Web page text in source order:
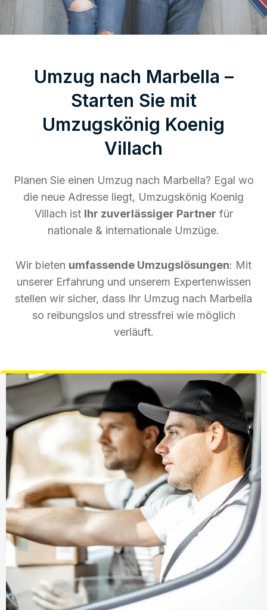
Umzug nach Marbella –
Starten Sie mit
Umzugskönig Koenig
Villach
Planen Sie einen Umzug nach Marbella? Egal wo
die neue Adresse liegt, Umzugskönig Koenig
Villach ist Ihr zuverlässiger Partner für
nationale & internationale Umzüge.
Wir bieten umfassende Umzugslösungen: Mit
unserer Erfahrung und unserem Expertenwissen
stellen wir sicher, dass Ihr Umzug nach Marbella
so reibungslos und stressfrei wie möglich
verläuft.